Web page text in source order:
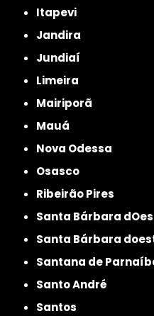
Itapevi
Jandira
Jundiaí
Limeira
Mairiporã
Mauá
Nova Odessa
Osasco
Ribeirão Pires
Santa Bárbara
Santa Bárbara
Santana de
Santo André
Santos